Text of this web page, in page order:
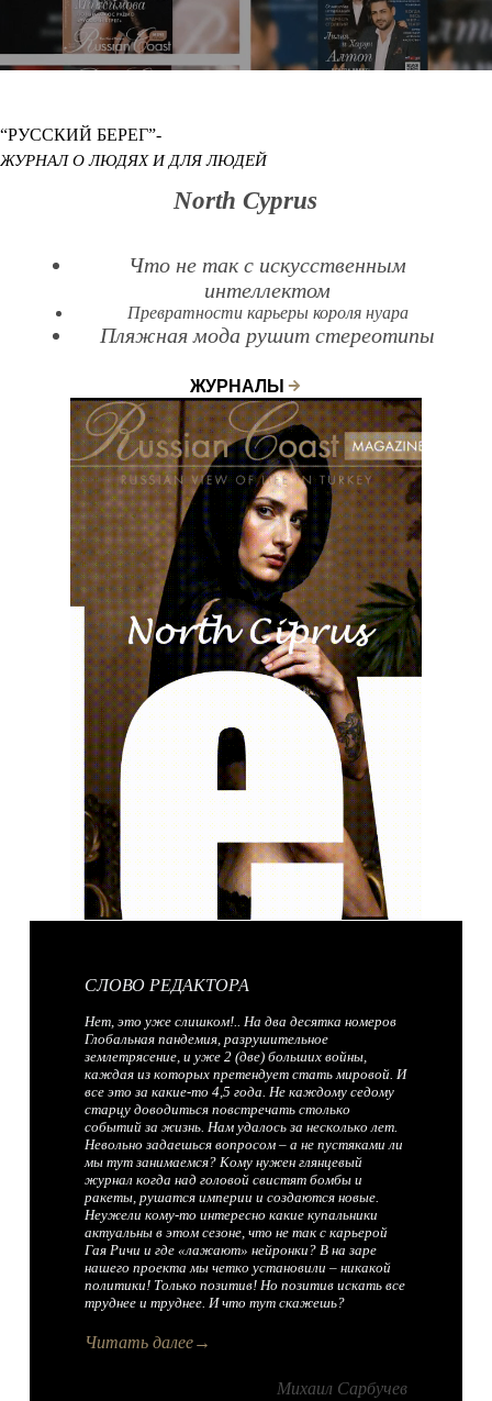
“РУССКИЙ БЕРЕГ”-
ЖУРНАЛ О ЛЮДЯХ И ДЛЯ ЛЮДЕЙ
North Cyprus
Что не так с искусственным
интеллектом
Превратности карьеры короля нуара
Пляжная мода рушит стереотипы
ЖУРНАЛЫ
СЛОВО РЕДАКТОРА
Нет, это уже слишком!.. На два десятка номеров
Глобальная пандемия, разрушительное
землетрясение, и уже 2 (две) больших войны,
каждая из которых претендует стать мировой. И
все это за какие-то 4,5 года. Не каждому седому
старцу доводиться повстречать столько
событий за жизнь. Нам удалось за несколько лет.
Невольно задаешься вопросом – а не пустяками ли
мы тут занимаемся? Кому нужен глянцевый
журнал когда над головой свистят бомбы и
ракеты, рушатся империи и создаются новые.
Неужели кому-то интересно какие купальники
актуальны в этом сезоне, что не так с карьерой
Гая Ричи и где «лажают» нейронки? В на заре
нашего проекта мы четко установили – никакой
политики! Только позитив! Но позитив искать все
труднее и труднее. И что тут скажешь?
Читать далее→
Михаил Сарбучев